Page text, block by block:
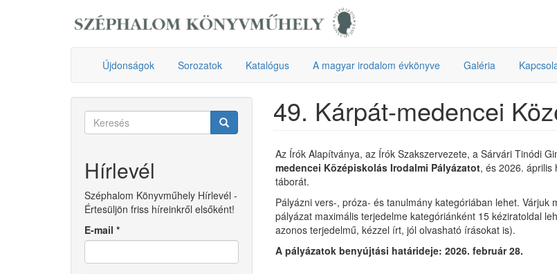
Újdonságok Sorozatok Katalógus A magyar irodalom évkönyve Galéria
Keresés
Hírlevél
Széphalom Könyvműhely Hírlevél -
Értesüljön friss híreinkről elsőként!
E-mail *
49. Kárpát-medencei
Az Írók Alapítványa, az Írók Szakszervezete, a Sárvári Tinódi
medencei Középiskolás Irodalmi Pályázatot, és 2026. április
táborát.
Pályázni vers-, próza- és tanulmány kategóriában lehet.
pályázat maximális terjedelme kategóriánként 15 kéziratoldal
azonos terjedelmű, kézzel írt, jól olvasható írásokat is).
A pályázatok benyújtási határideje: 2026. február 28.